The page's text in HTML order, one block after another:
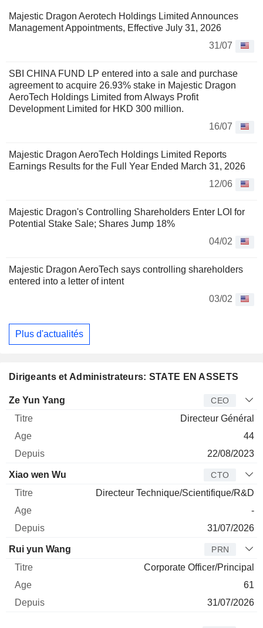
Majestic Dragon Aerotech Holdings Limited Announces
Management Appointments, Effective July 31, 2026
31/07
SBI CHINA FUND LP entered into a sale and purchase
agreement to acquire 26.93% stake in Majestic Dragon
AeroTech Holdings Limited from Always Profit
Development Limited for HKD 300 million.
16/07
Majestic Dragon AeroTech Holdings Limited Reports
Earnings Results for the Full Year Ended March 31, 2026
12/06
Majestic Dragon's Controlling Shareholders Enter LOI for
Potential Stake Sale; Shares Jump 18%
04/02
Majestic Dragon AeroTech says controlling shareholders
entered into a letter of intent
03/02
Plus d'actualités
Dirigeants et Administrateurs: STATE EN ASSETS
Dirigeant Titre
Ze Yun Yang CEO
Directeur Général
44
22/08/2023
Xiao wen Wu CTO
Directeur Technique/Scientifique/R&D
-
31/07/2026
Rui yun Wang PRN
Corporate Officer/Principal
61
31/07/2026